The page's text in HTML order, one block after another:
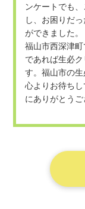
ンケートでも
し、お困りだ
ができました。
福山市西深津
であれば生必
す。福山市の
心よりお待ち
にありがとうご